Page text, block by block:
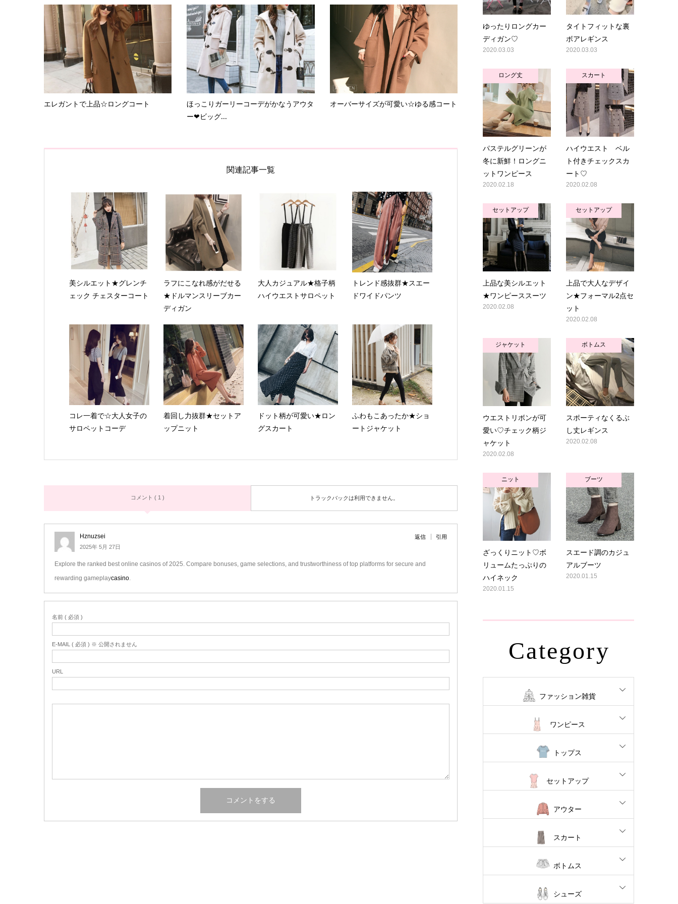
エレガントで上品☆ロングコート
ほっこりガーリーコーデがかなうアウタ
ー❤ビッグ...
オーバーサイズが可愛い☆ゆる感コート
関連記事一覧
美シルエット★グレンチ
ェック チェスターコート
ラフにこなれ感がだせる
★ドルマンスリーブカー
ディガン
大人カジュアル★格子柄
ハイウエストサロペット
トレンド感抜群★スエー
ドワイドパンツ
コレ一着で☆大人女子の
サロペットコーデ
着回し力抜群★セットア
ップニット
ドット柄が可愛い★ロン
グスカート
ふわもこあったか★ショ
ートジャケット
コメント ( 1 ) トラックバックは利用できません。
Hznuzsei
2025年 5月 27日
返信 引用
Explore the ranked best online casinos of 2025. Compare bonuses, game selections, and trustworthiness of top platforms for secure and
rewarding gameplaycasino.
名前 ( 必須 )
E-MAIL ( 必須 ) ※ 公開されません
URL
ゆったりロングカー
ディガン♡
2020.03.03
タイトフィットな裏
ボアレギンス
2020.03.03
ロング丈
パステルグリーンが
冬に新鮮！ロングニ
ットワンピース
2020.02.18
スカート
ハイウエスト ベル
ト付きチェックスカ
ート♡
2020.02.08
セットアップ
上品な美シルエット
★ワンピーススーツ
2020.02.08
セットアップ
上品で大人なデザイ
ン★フォーマル2点セ
ット
2020.02.08
ジャケット
ウエストリボンが可
愛い♡チェック柄ジ
ャケット
2020.02.08
ボトムス
スポーティなくるぶ
し丈レギンス
2020.02.08
ニット
ざっくりニット♡ボ
リュームたっぷりの
ハイネック
2020.01.15
ブーツ
スエード調のカジュ
アルブーツ
2020.01.15
Category
ファッション雑貨
ワンピース
トップス
セットアップ
アウター
スカート
ボトムス
シューズ